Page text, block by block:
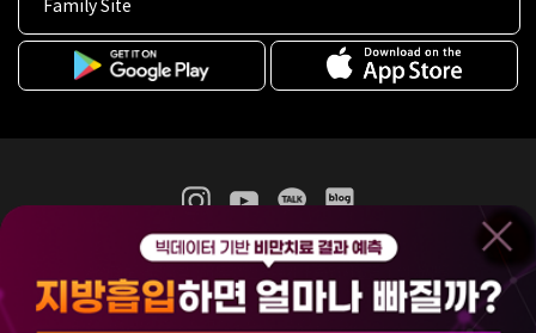
Family Site
365mc 병·의원 이용약관
홈페이지 이용약관
비급여진료수가
(주)365mcㅣ서울특별시 서초구 서초대로52길 7, 3~4층(서초동, 제일빌딩)